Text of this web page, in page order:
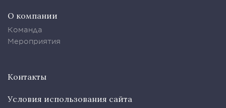
О компании
Команда
Мероприятия
Контакты
Условия использования сайта